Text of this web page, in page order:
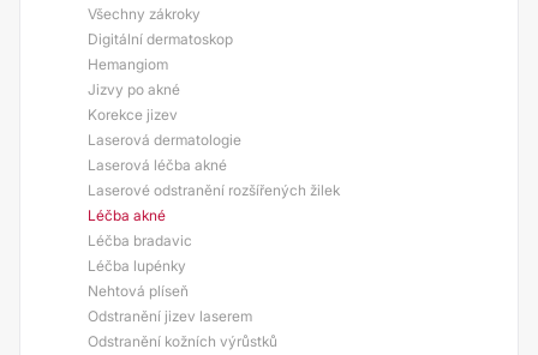
Všechny zákroky
Digitální dermatoskop
Hemangiom
Jizvy po akné
Korekce jizev
Laserová dermatologie
Laserová léčba akné
Laserové odstranění rozšířených žilek
Léčba akné
Léčba bradavic
Léčba lupénky
Nehtová plíseň
Odstranění jizev laserem
Odstranění kožních výrůstků